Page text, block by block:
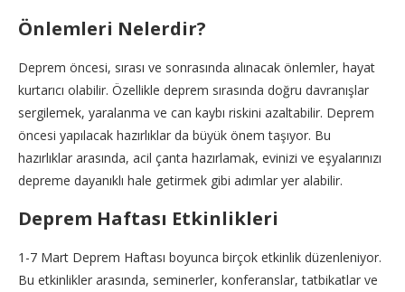
Önlemleri Nelerdir?
Deprem öncesi, sırası ve sonrasında alınacak önlemler, hayat
kurtarıcı olabilir. Özellikle deprem sırasında doğru davranışlar
sergilemek, yaralanma ve can kaybı riskini azaltabilir. Deprem
öncesi yapılacak hazırlıklar da büyük önem taşıyor. Bu
hazırlıklar arasında, acil çanta hazırlamak, evinizi ve eşyalarınızı
depreme dayanıklı hale getirmek gibi adımlar yer alabilir.
Deprem Haftası Etkinlikleri
1-7 Mart Deprem Haftası boyunca birçok etkinlik düzenleniyor.
Bu etkinlikler arasında, seminerler, konferanslar, tatbikatlar ve